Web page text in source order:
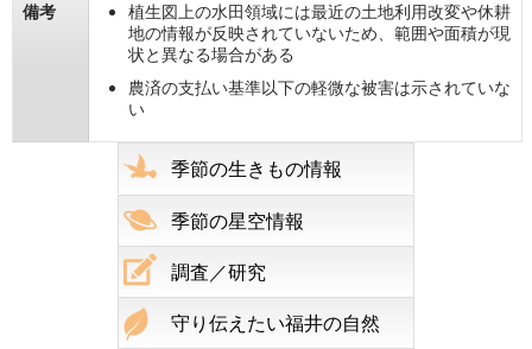
備考
植生図上の水田領域には最近の土地利用改変や休耕
地の情報が反映されていないため、範囲や面積が現
状と異なる場合がある
農済の支払い基準以下の軽微な被害は示されていな
い
季節の生きもの情報
季節の星空情報
調査／研究
守り伝えたい福井の自然